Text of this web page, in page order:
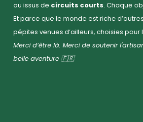
ou issus de circuits courts. Chaque
Et parce que le monde est riche
pépites venues d’ailleurs, choisies pour
Merci d’être là. Merci de soutenir
belle aventure 🇫🇷